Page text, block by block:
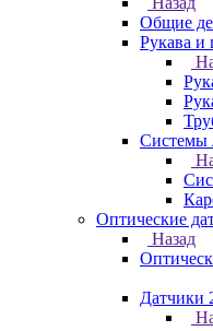
Общие
Рукава и
Системы
Оптические
Назад
Датчики